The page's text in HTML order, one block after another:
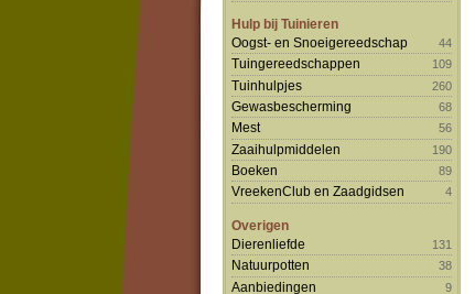
Hulp bij Tuinieren
Oogst- en Snoeigereedschap
44
Tuingereedschappen 109
Tuinhulpjes 260
Gewasbescherming 68
Mest 56
Zaaihulpmiddelen 190
Boeken 89
VreekenClub en Zaadgidsen 4
Overigen
Dierenliefde
131
Natuurpotten 38
Aanbiedingen 9